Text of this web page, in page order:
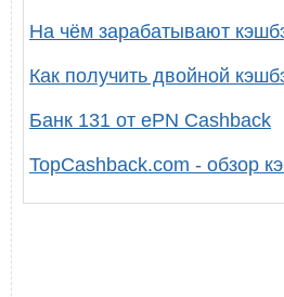
На чём зарабатывают
Как получить двойной
Банк 131 от ePN Cashback
TopCashback.com - обзор